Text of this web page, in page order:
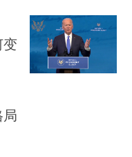
致公共支出的空间
2015）。然而，
归因于强势群体对
、胁迫和贿赂成为
的激励，因为只有
展业绩才会受到惩
变